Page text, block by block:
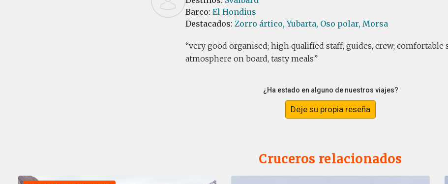
Barco: El Hondius
Destacados: Zorro ártico, Yubarta, Oso polar, Morsa
very good organised; high qualified staff, guides, crew; comfortable
atmosphere on board, tasty meals
¿Ha estado en alguno de nuestros viajes?
Deje su propia reseña
Cruceros relacionados